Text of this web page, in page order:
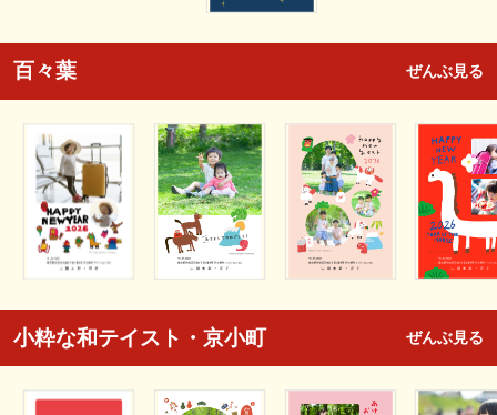
百々葉 ぜんぶ見る
小粋な和テイスト・京小町 ぜんぶ見る